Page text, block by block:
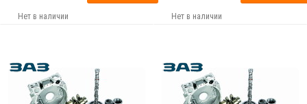
Нет в наличии Нет в наличии